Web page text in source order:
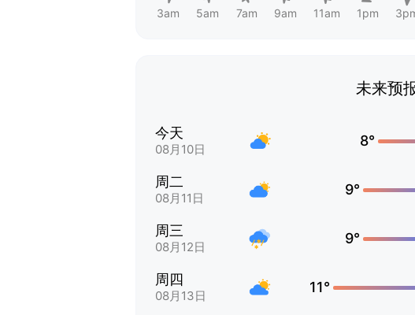
3am 5am 7am 9am 11am 1pm
未来预
今天
08月10日
8°
周二
08月11日
9°
周三
08月12日
9°
周四
08月13日
11°